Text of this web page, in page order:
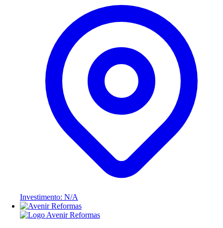
Investimento: N/A